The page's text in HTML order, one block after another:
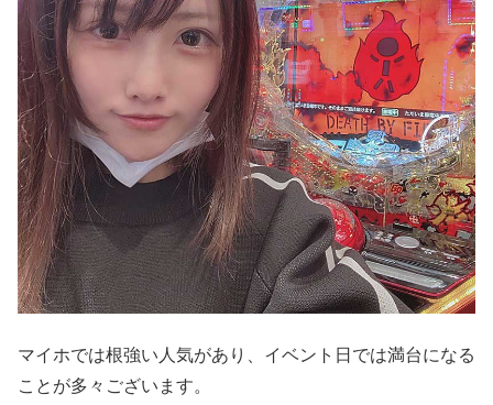
マイホでは根強い人気があり、イベント日では満台になる
ことが多々ございます。